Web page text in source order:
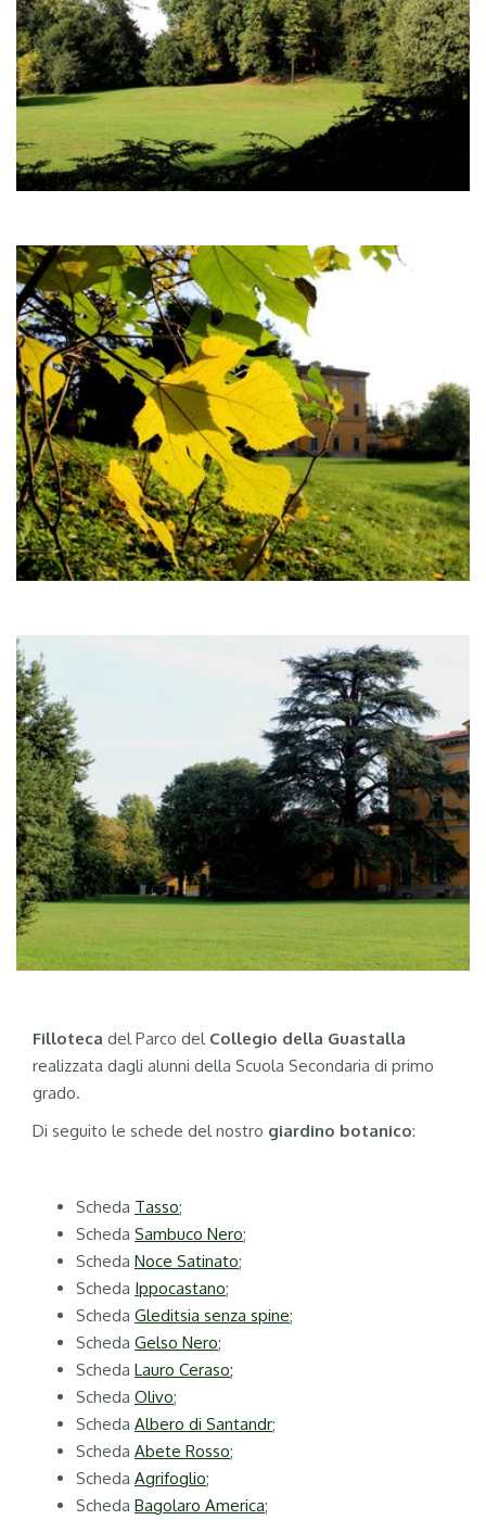
Filloteca del Parco del Collegio della Guastalla
realizzata dagli alunni della Scuola Secondaria di primo
grado.
Di seguito le schede del nostro giardino botanico:
Scheda Tasso;
Scheda Sambuco Nero;
Scheda Noce Satinato;
Scheda Ippocastano;
Scheda Gleditsia senza spine;
Scheda Gelso Nero;
Scheda Lauro Ceraso;
Scheda Olivo;
Scheda Albero di Santandr;
Scheda Abete Rosso;
Scheda Agrifoglio;
Scheda Bagolaro America;